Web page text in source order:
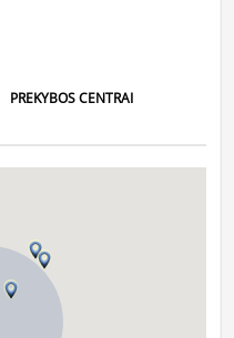
PREKYBOS CENTRAI